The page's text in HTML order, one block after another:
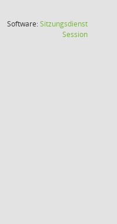
Software:Sitzungsdienst
Session(Wird in